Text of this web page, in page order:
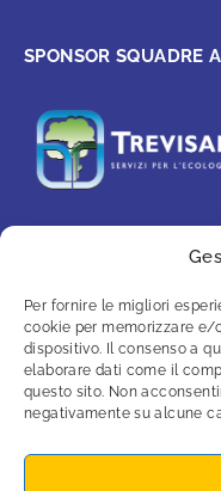
Per fornire le migliori
cookie per memorizzare
dispositivo. Il consenso a
elaborare dati come il
questo sito. Non
negativamente su alcune
SPONSOR SQUADRE